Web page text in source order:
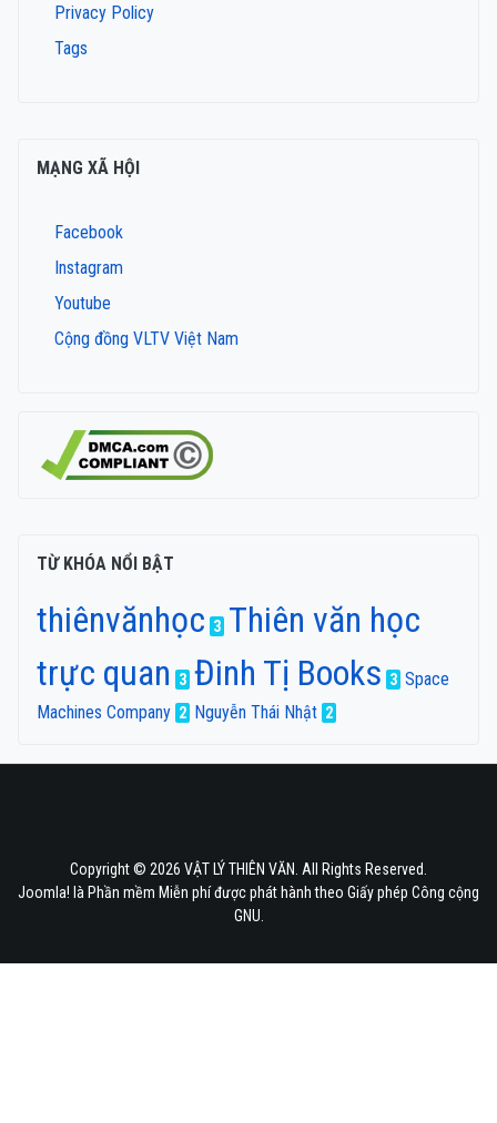
Privacy Policy
Tags
MẠNG XÃ HỘI
Facebook
Instagram
Youtube
Cộng đồng VLTV Việt Nam
TỪ KHÓA NỔI BẬT
thiênvănhọc 3 Thiên văn học
trực quan
3 Đinh Tị Books 3 Space
Machines Company 2 Nguyễn Thái Nhật 2
Copyright © 2026 VẬT LÝ THIÊN VĂN. All Rights Reserved.
Joomla! là Phần mềm Miễn phí được phát hành theo Giấy phép Công cộng
GNU.